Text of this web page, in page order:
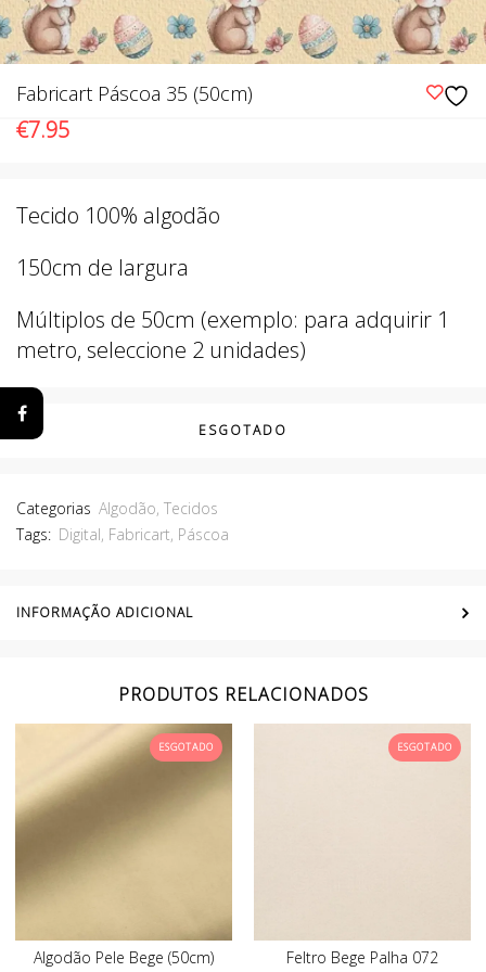
Fabricart Páscoa 35 (50cm)
€7.95
Tecido 100% algodão
150cm de largura
Múltiplos de 50cm (exemplo: para adquirir 1
metro, seleccione 2 unidades)
ESGOTADO
Categorias Algodão, Tecidos
Tags: Digital, Fabricart, Páscoa
INFORMAÇÃO ADICIONAL
PRODUTOS RELACIONADOS
ESGOTADO
Algodão Pele Bege (50cm)
ESGOTADO
Feltro Bege Palha 072